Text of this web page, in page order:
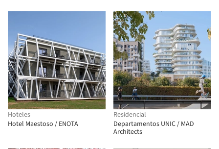
Hoteles
Hotel Maestoso / ENOTA
Residencial
Departamentos UNIC / MAD
Architects